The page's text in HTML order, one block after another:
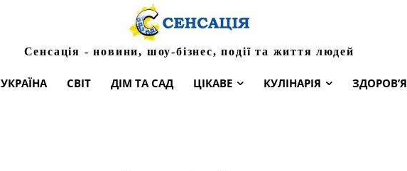
Сенсація - новини, шоу-бізнес, події та життя людей
УКРАЇНА СВІТ ДІМ ТА САД ЦІКАВЕ КУЛІНАРІЯ ЗДОРОВ’Я